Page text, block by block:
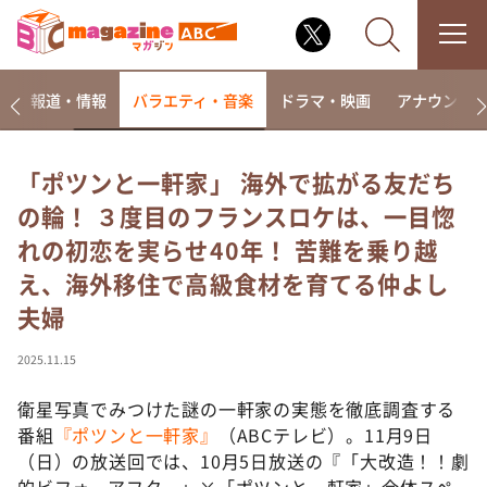
なるみ・岡村の過ぎるTV
相席食堂
これ余談なんですけど・・・
news おかえり
河合＆A.B.C-Z塚田×福井アナ「なんでやねん！？」
（news おかえり）
報道・情報 バラエティ・音楽 ドラマ・映画 アナウンサー
「ポツンと一軒家」 海外で拡がる友だち
の輪！ ３度目のフランスロケは、一目惚
れの初恋を実らせ40年！ 苦難を乗り越
え、海外移住で高級食材を育てる仲よし
夫婦
2025.11.15
衛星写真でみつけた謎の一軒家の実態を徹底調査する
番組 『ポツンと一軒家』
（ABCテレビ）。11月9日
（日）の放送回では、10月5日放送の『「大改造！！劇